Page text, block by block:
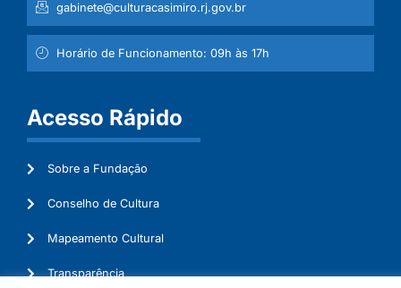
gabinete@culturacasimiro.rj.gov.br
Horário de Funcionamento: 09h às 17h
Acesso Rápido
Sobre a Fundação
Conselho de Cultura
Mapeamento Cultural
Transparência